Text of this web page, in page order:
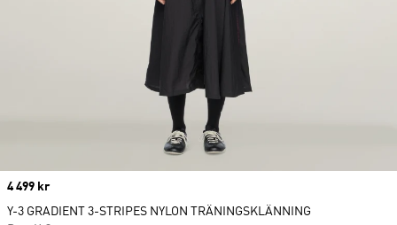
Price
4 499 kr
Y-3 GRADIENT 3-STRIPES NYLON TRÄNINGSKLÄNNING